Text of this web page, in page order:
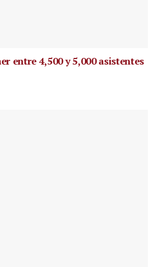
entre 4,500 y 5,000 asistentes